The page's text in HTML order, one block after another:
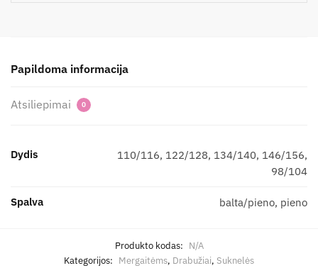
Papildoma informacija
Atsiliepimai 0
Dydis
110/116, 122/128, 134/140, 146/156,
98/104
Spalva balta/pieno, pieno
Produkto kodas: N/A
Kategorijos: Mergaitėms, Drabužiai, Suknelės